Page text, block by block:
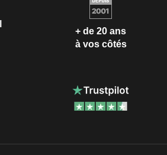
+ de 20 ans
à vos côtés